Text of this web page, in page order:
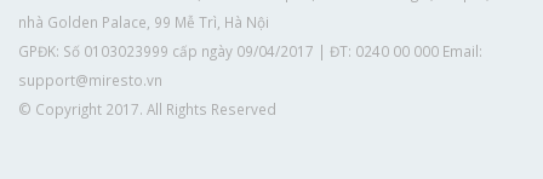
nhà Golden Palace, 99 Mễ Trì, Hà Nội
GPĐK: Số 0103023999 cấp ngày 09/04/2017 | ĐT: 0240 00 000 Email:
support@miresto.vn
© Copyright 2017. All Rights Reserved